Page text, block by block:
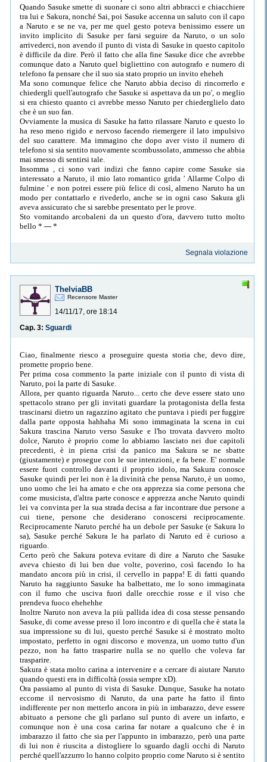
Quando Sasuke smette di suonare ci sono altri abbracci e chiacchiere
tra lui e Sakura, nonché Sai, poi Sasuke accenna un saluto con il capo
a Naruto e se ne va, per me quel gesto poteva benissimo essere un
invito implicito di Sasuke per farsi seguire da Naruto, o un solo
arrivederci, non avendo il punto di vista di Sasuke in questo capitolo
è difficile da dire. Però il fatto che alla fine Sasuke dice che avrebbe
comunque dato a Naruto quel bigliettino con autografo e numero di
telefono fa pensare che il suo sia stato proprio un invito eheheh
Ma sono comunque felice che Naruto abbia deciso di rincorrerlo e
chiedergli quell'autografo che Sasuke si aspettava da un po', o meglio
si era chiesto quanto ci avrebbe messo Naruto per chiederglielo dato
che è un suo fan.
Ovviamente la musica di Sasuke ha fatto rilassare Naruto e questo lo
ha reso meno rigido e nervoso facendo riemergere il lato impulsivo
del suo carattere. Ma immagino che dopo aver visto il numero di
telefono si sia sentito nuovamente scombussolato, ammesso che abbia
mai smesso di sentirsi tale.
Insomma , ci sono vari indizi che fanno capire come Sasuke sia
interessato a Naruto, il mio lato romantico grida ' Allarme Colpo di
fulmine ' e non potrei essere più felice di così, almeno Naruto ha un
modo per contattarlo e rivederlo, anche se in ogni caso Sakura gli
aveva assicurato che si sarebbe presentato per le prove.
Sto vomitando arcobaleni da un questo d'ora, davvero tutto molto
bello * --- *
Segnala violazione
ThelviaBB
Recensore Master
14/11/17, ore 18:14
Cap. 3: Sguardi
Ciao, finalmente riesco a proseguire questa storia che, devo dire,
promette proprio bene.
Per prima cosa commento la parte iniziale con il punto di vista di
Naruto, poi la parte di Sasuke.
Allora, per quanto riguarda Naruto... certo che deve essere stato uno
spettacolo strano per gli invitati guardare la protagonista della festa
trascinarsi dietro un ragazzino agitato che puntava i piedi per fuggire
dalla parte opposta hahhaha Mi sono immaginata la scena in cui
Sakura trascina Naruto verso Sasuke e l'ho trovata davvero molto
dolce, Naruto è proprio come lo abbiamo lasciato nei due capitoli
precedenti, è in piena crisi da panico ma Sakura se ne sbatte
(giustamente) e prosegue con le sue intenzioni, e fa bene. E' normale
essere fuori controllo davanti il proprio idolo, ma Sakura conosce
Sasuke quindi per lei non è la divinità che pensa Naruto, è un uomo,
uno uomo che lei ha amato e che ora apprezza sia come persona che
come musicista, d'altra parte conosce e apprezza anche Naruto quindi
lei va convinta per la sua strada decisa a far incontrare due persone a
cui tiene, persone che desiderano conoscersi reciprocamente.
Reciprocamente Naruto perché ha un debole per Sasuke (e Sakura lo
sa), Sasuke perché Sakura le ha parlato di Naruto ed è curioso a
riguardo.
Certo però che Sakura poteva evitare di dire a Naruto che Sasuke
aveva chiesto di lui ben due volte, poverino, così facendo lo ha
mandato ancora più in crisi, il cervello in pappa! E di fatti quando
Naruto ha raggiunto Sasuke ha balbettato, me lo sono immaginata
con il fumo che usciva fuori dalle orecchie rosse e il viso che
prendeva fuoco ehehehhe
Inoltre Naruto non aveva la più pallida idea di cosa stesse pensando
Sasuke, di come avesse preso il loro incontro e di quella che è stata la
sua impressione su di lui, questo perché Sasuke si è mostrato molto
impostato, perfetto in ogni discorso e movenza, un uomo tutto d'un
pezzo, non ha fatto trasparire nulla se no quello che voleva far
trasparire.
Sakura è stata molto carina a intervenire e a cercare di aiutare Naruto
quando questi era in difficoltà (ossia sempre xD).
Ora passiamo al punto di vista di Sasuke. Dunque, Sasuke ha notato
eccome il nervosismo di Naruto, da una parte ha fatto il finto
indifferente per non metterlo ancora in più in imbarazzo, deve essere
abituato a persone che gli parlano sul punto di avere un infarto, e
comunque non è una cosa carina far notare a qualcuno che è in
imbarazzo il fatto che sia per l'appunto in imbarazzo, però una parte
di lui non è riuscita a distogliere lo sguardo dagli occhi di Naruto
perché quell'azzurro lo hanno colpito proprio come Naruto si è sentito